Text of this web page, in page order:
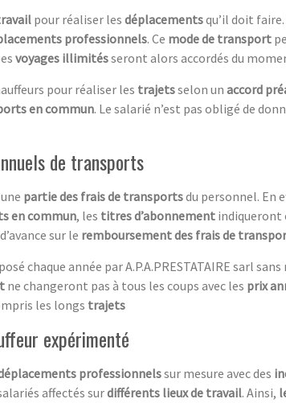
pour réaliser les déplacementsqu’il doit
professionnels. Ce mode de transport
voyages illimitésseront alors accordés du
pour réaliser les trajetsselon un accord
en commun. Le salarié n’est pas obligé de
de transports
partie des frais de transportsdu personnel. En
en commun, les titres d’abonnement indiqueront
sur le remboursement des frais de
chaque année par A.P.A.PRESTATAIRE sarl
ne changeront pas à tous les coups avec les prix
les longs trajets
expérimenté
professionnelssur mesure avec des
affectés surdifférents lieux de travail. Ainsi,